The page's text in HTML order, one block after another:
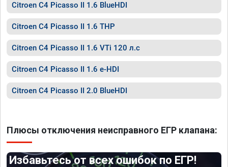
Citroen C4 Picasso II 1.6 BlueHDI
Citroen C4 Picasso II 1.6 THP
Citroen C4 Picasso II 1.6 VTi 120 л.с
Citroen C4 Picasso II 1.6 e-HDI
Citroen C4 Picasso II 2.0 BlueHDI
Плюсы отключения неисправного ЕГР клапана:
Избавьтесь от всех ошибок по ЕГР!